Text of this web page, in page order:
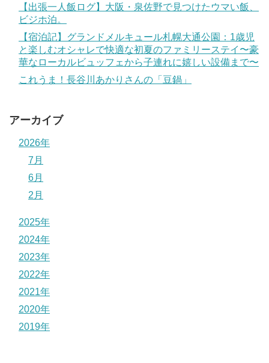
【出張一人飯ログ】大阪・泉佐野で見つけたウマい飯、
ビジホ泊。
【宿泊記】グランドメルキュール札幌大通公園：1歳児
と楽しむオシャレで快適な初夏のファミリーステイ〜豪
華なローカルビュッフェから子連れに嬉しい設備まで〜
これうま！長谷川あかりさんの「豆鍋」
アーカイブ
2026年
7月
6月
2月
2025年
2024年
2023年
2022年
2021年
2020年
2019年